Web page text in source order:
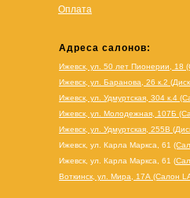
Оплата
Адреса салонов:
Ижевск, ул. 50 лет Пионерии, 18
Ижевск, ул. Баранова, 26 к.2
Ижевск, ул. Удмуртская, 304 к.4
Ижевск, ул. Молодежная, 107Б
Ижевск, ул. Удмуртская, 255В
Ижевск, ул. Карла Маркса, 61
Ижевск, ул. Карла Маркса, 61 (
Воткинск, ул. Мира, 17А (Салон